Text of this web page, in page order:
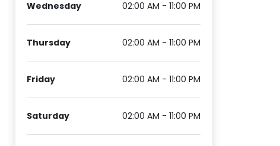
Wednesday 02:00 AM - 11:00 PM
Thursday 02:00 AM - 11:00 PM
Friday 02:00 AM - 11:00 PM
Saturday 02:00 AM - 11:00 PM